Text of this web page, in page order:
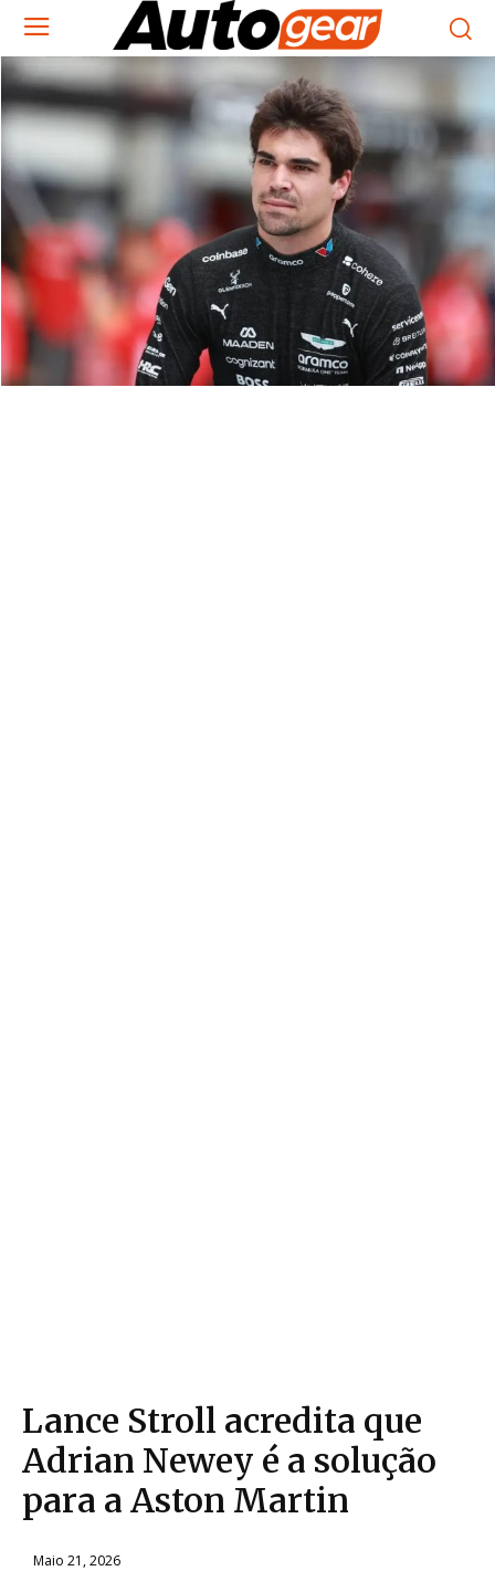
Lance Stroll acredita que
Adrian Newey é a solução
para a Aston Martin
Maio 21, 2026